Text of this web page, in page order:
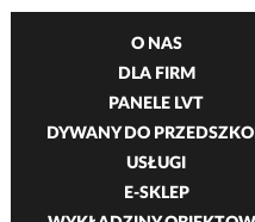
O NAS
DLA FIRM
PANELE LVT
DYWANY DO
USŁUGI
E-SKLEP